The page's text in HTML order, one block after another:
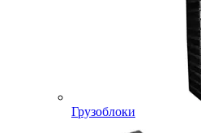
Грузоблоки